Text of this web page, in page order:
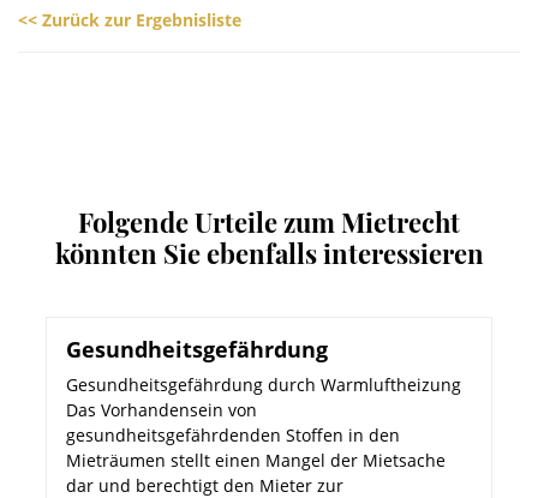
<< Zurück zur Ergebnisliste
Folgende Urteile zum Mietrecht
könnten Sie ebenfalls interessieren
Gesundheitsgefährdung
Gesundheitsgefährdung durch Warmluftheizung
Das Vorhandensein von
gesundheitsgefährdenden Stoffen in den
Mieträumen stellt einen Mangel der Mietsache
dar und berechtigt den Mieter zur